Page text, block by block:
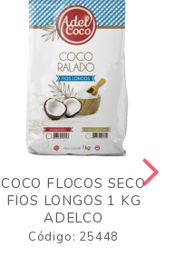
COCO FLOCOS SECO
FIOS LONGOS 1 KG
ADELCO
Código: 25448